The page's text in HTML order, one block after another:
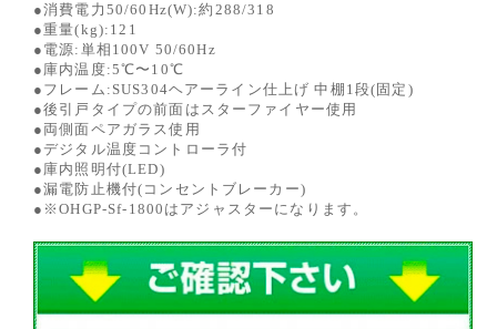
●消費電力50/60Hz(W):約288/318
●重量(kg):121
●電源:単相100V 50/60Hz
●庫内温度:5℃〜10℃
●フレーム:SUS304ヘアーライン仕上げ 中棚1段(固定)
●後引戸タイプの前面はスターファイヤー使用
●両側面ペアガラス使用
●デジタル温度コントローラ付
●庫内照明付(LED)
●漏電防止機付(コンセントブレーカー)
●※OHGP-Sf-1800はアジャスターになります。